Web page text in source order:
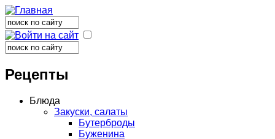
Форма поиска
Поиск
Поиск
Рецепты
Блюда
Закуски, салаты
Бутерброды
Буженина